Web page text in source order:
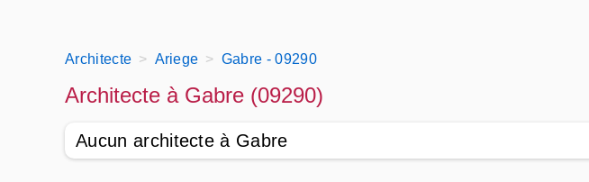
Architecte Ariege Gabre - 09290
Architecte à Gabre (09290)
Aucun architecte à Gabre